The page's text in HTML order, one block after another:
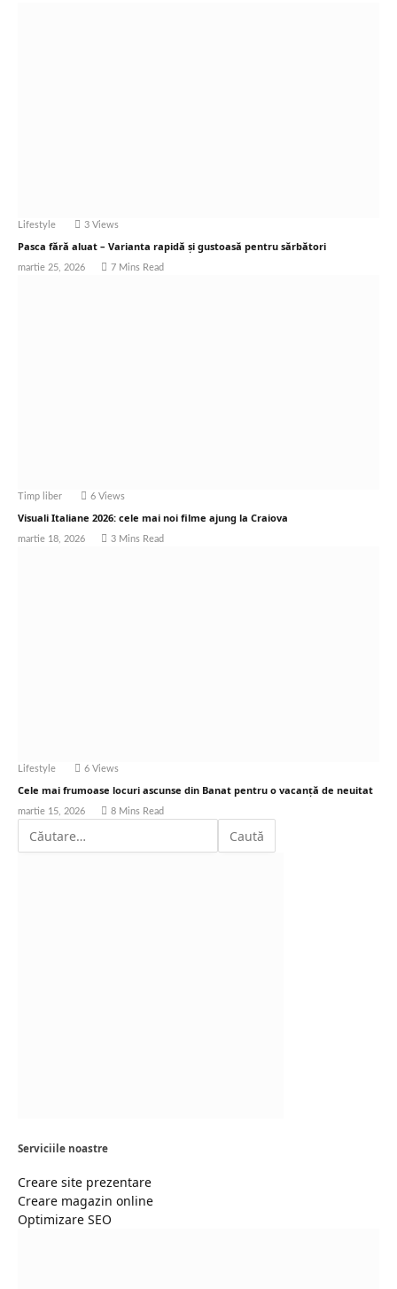
Lifestyle 3 Views
Pasca fără aluat – Varianta rapidă și gustoasă pentru sărbători
martie 25, 2026 7 Mins Read
Timp liber 6 Views
Visuali Italiane 2026: cele mai noi filme ajung la Craiova
martie 18, 2026 3 Mins Read
Lifestyle 6 Views
Cele mai frumoase locuri ascunse din Banat pentru o vacanță de neuitat
martie 15, 2026 8 Mins Read
Serviciile noastre
Creare site prezentare
Creare magazin online
Optimizare SEO